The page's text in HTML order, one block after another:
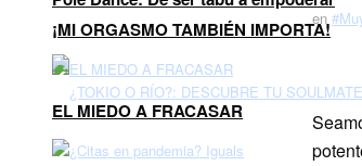
¡MI ORGASMO TAMBIÉN IMPORTA!
EL MIEDO A FRACASAR
en